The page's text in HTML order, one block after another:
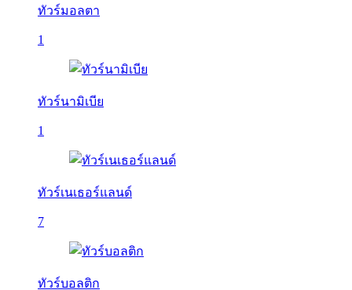
ทัวร์มอลตา
1
ทัวร์นามิเบีย
1
ทัวร์เนเธอร์แลนด์
7
ทัวร์บอลติก